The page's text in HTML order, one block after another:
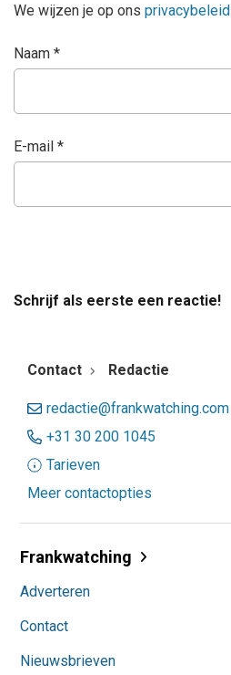
We wijzen je op ons privacybeleid
Naam *
E-mail *
Schrijf als eerste een reactie!
Contact Redactie
redactie@frankwatching.com
+31 30 200 1045
Tarieven
Meer contactopties
Frankwatching
Adverteren
Contact
Nieuwsbrieven